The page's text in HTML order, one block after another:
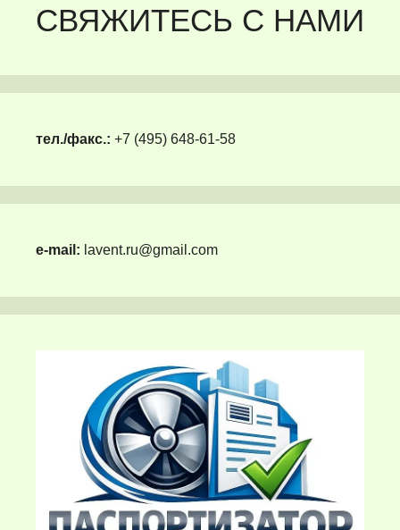
СВЯЖИТЕСЬ С НАМИ
тел./факс.: +7 (495) 648-61-58
e-mail: lavent.ru@gmail.com